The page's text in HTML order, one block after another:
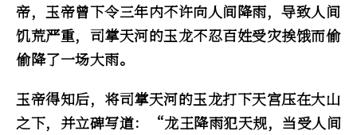
帝，玉帝曾下令三年内不许向人间降雨，导致人间
饥荒严重，司掌天河的玉龙不忍百姓受灾挨饿而偷
偷降了一场大雨。
玉帝得知后，将司掌天河的玉龙打下天宫压在大山
之下，并立碑写道：“龙王降雨犯天规，当受人间